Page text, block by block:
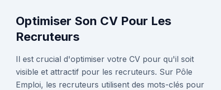
Optimiser Son CV Pour Les
Recruteurs
Il est crucial d'optimiser votre CV pour qu'il soit
visible et attractif pour les recruteurs. Sur Pôle
Emploi, les recruteurs utilisent des mots-clés pour